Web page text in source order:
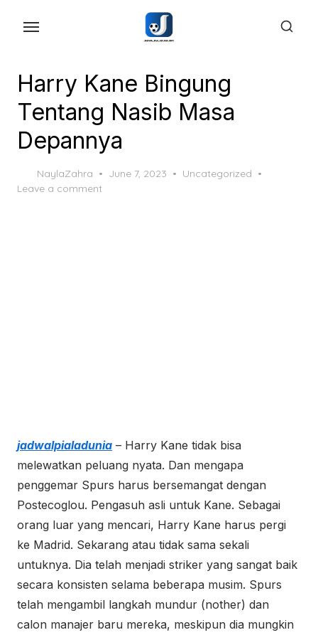
Harry Kane Bingung
Tentang Nasib Masa
Depannya
NaylaZahra
Posted
June 7, 2023
Uncategorized
Leave a comment
jadwalpialadunia – Harry Kane tidak bisa
melewatkan peluang nyata. Dan mengapa
penggemar Spurs harus bersemangat dengan
Postecoglou. Pengasuh asli untuk Kane. Sebagai
orang luar yang mencari, Harry Kane harus pergi
ke Madrid. Sekarang atau tidak sama sekali
untuknya. Dia telah menjadi striker yang sangat baik
secara konsisten selama beberapa musim. Spurs
telah mengambil langkah mundur (nother) dan
calon manajer baru mereka, meskipun dia mungkin